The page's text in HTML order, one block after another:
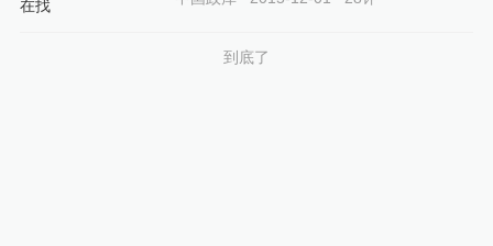
到底了